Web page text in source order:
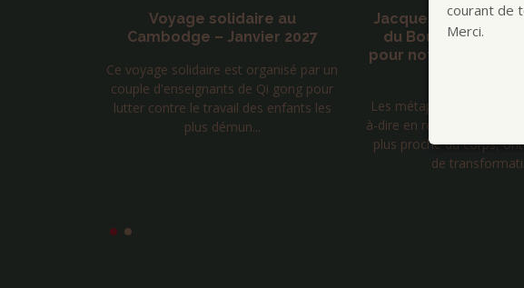
courant de
Merci.
Voyage solidaire au
Cambodge – Janvier 2027
voyage solidaire est organisé par un
d'enseignants de Qi gong pour
contre le travail des enfants les
Jacques Vigne – Métaphores
du Bouddha commentées
pour notre époque – 23, 24, 25
octobre 2026
Les métaphores bien méditées, c'est-
à-dire en revenant par la conscience au
plus proche du corps, ont un pouvoir